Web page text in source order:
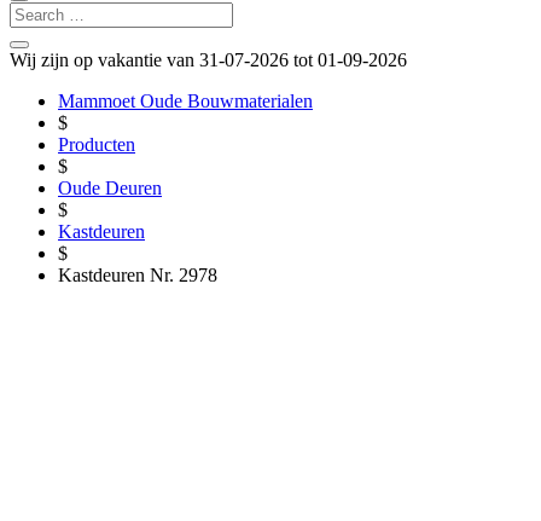
Wij zijn op vakantie van 31-07-2026 tot 01-09-2026
Mammoet Oude Bouwmaterialen
$
Producten
$
Oude Deuren
$
Kastdeuren
$
Kastdeuren Nr. 2978